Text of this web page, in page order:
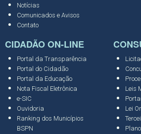
Notícias
Comunicados e Avisos
Contato
CIDADÃO ON-LINE
Portal da Transparência
Portal do Cidadão
Portal da Educação
Nota Fiscal Eletrônica
e-SIC
Ouvidoria
Ranking dos Municípios
BSPN
Leis
Lei